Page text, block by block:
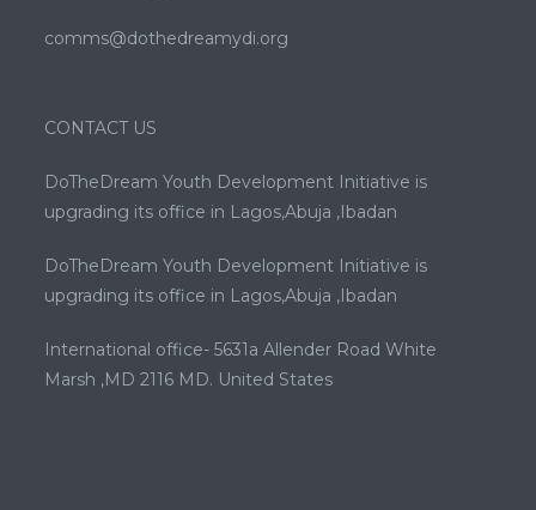
comms@dothedreamydi.org
CONTACT US
DoTheDream Youth Development Initiative is
upgrading its office in Lagos,Abuja ,Ibadan
DoTheDream Youth Development Initiative is
upgrading its office in Lagos,Abuja ,Ibadan
International office- 5631a Allender Road White
Marsh ,MD 2116 MD. United States